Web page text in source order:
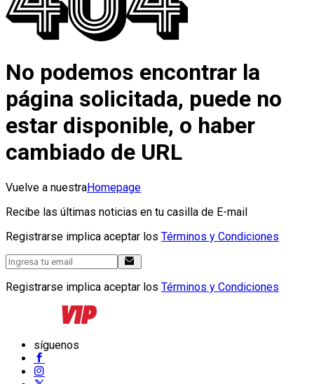
No podemos encontrar la
página solicitada, puede no
estar disponible, o haber
cambiado de URL
Vuelve a nuestraHomepage
Recibe las últimas noticias en tu casilla de E-mail
Registrarse implica aceptar los Términos y Condiciones
Registrarse implica aceptar los Términos y Condiciones
síguenos